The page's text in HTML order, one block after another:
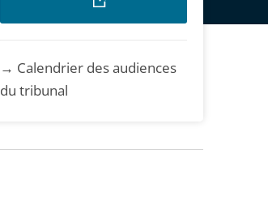
→ Calendrier des audiences
du tribunal